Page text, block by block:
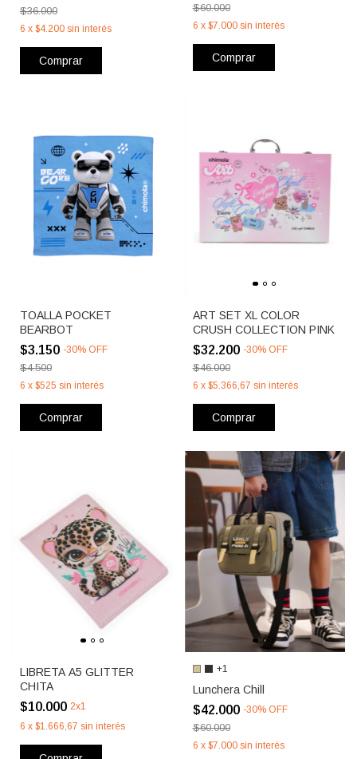
$36.000
6 x $4.200 sin interés
Comprar
$60.000
6 x $7.000 sin interés
Comprar
TOALLA POCKET
BEARBOT
$3.150 -30% OFF
$4.500
6 x $525 sin interés
Comprar
ART SET XL COLOR
CRUSH COLLECTION PINK
$32.200 -30% OFF
$46.000
6 x $5.366,67 sin interés
Comprar
LIBRETA A5 GLITTER
CHITA
$10.000 2x1
6 x $1.666,67 sin interés
+1
Lunchera Chill
$42.000 -30% OFF
$60.000
6 x $7.000 sin interés